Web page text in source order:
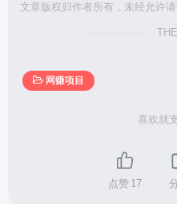
文章版权归作者所有，未经允许请
网赚项目
喜欢就
点赞 17